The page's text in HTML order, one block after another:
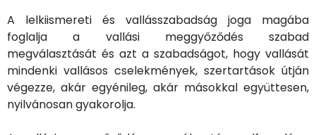
A lelkiismereti és vallásszabadság joga magába
foglalja a vallási meggyőződés szabad
megválasztását és azt a szabadságot, hogy vallását
mindenki vallásos cselekmények, szertartások útján
végezze, akár egyénileg, akár másokkal együttesen,
nyilvánosan gyakorolja.